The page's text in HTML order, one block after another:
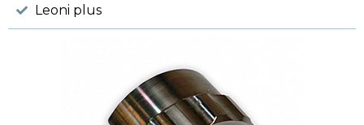
Leoni plus